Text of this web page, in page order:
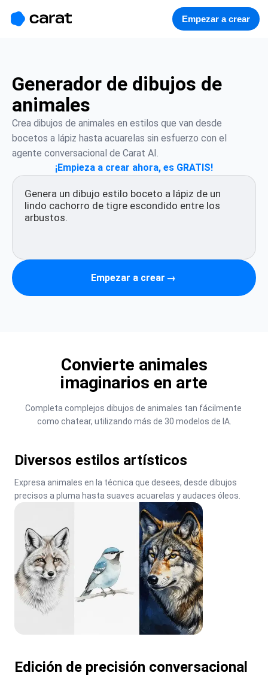
Empezar a crear
Generador de dibujos de
animales
Crea dibujos de animales en estilos que van desde
bocetos a lápiz hasta acuarelas sin esfuerzo con el
agente conversacional de Carat AI.
¡Empieza a crear ahora, es GRATIS!
Empezar a crear →
Convierte animales
imaginarios en arte
Completa complejos dibujos de animales tan fácilmente
como chatear, utilizando más de 30 modelos de IA.
Diversos estilos artísticos
Expresa animales en la técnica que desees, desde dibujos
precisos a pluma hasta suaves acuarelas y audaces óleos.
Edición de precisión conversacional